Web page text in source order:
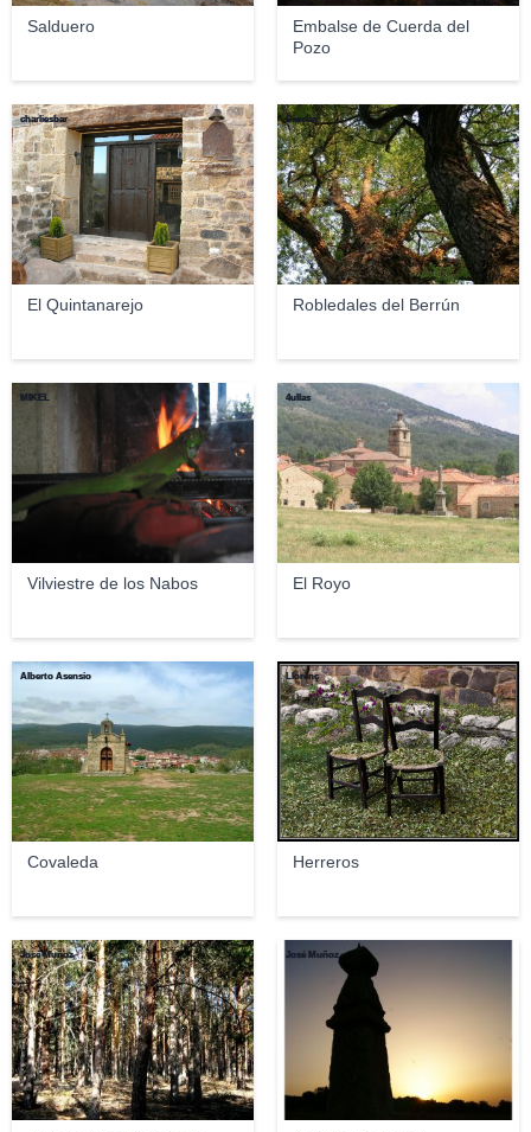
Salduero
Embalse de Cuerda del
Pozo
El Quintanarejo
charliesbar
Robledales del Berrún
Diucón
Vilviestre de los Nabos
MIKEL
El Royo
4ullas
Covaleda
Alberto Asensio
Herreros
Llorenç
José Muñoz José Muñoz